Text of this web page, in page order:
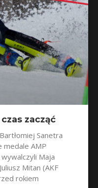
zacząć
Sanetra
medale AMP
Maja
Mitan (AKF
rokiem